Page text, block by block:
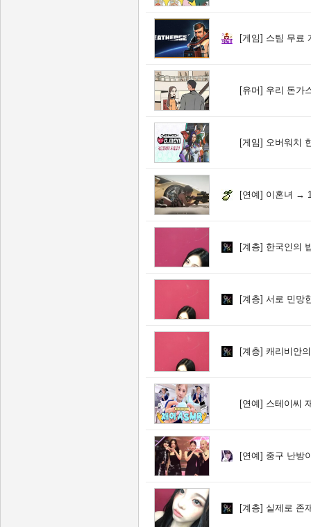
[게임] 스팀 무료
[유머] 우리 돈가
[게임] 오버워치 한
[연예] 이혼녀 → 1
[계층] 한국인의
[계층] 서로 민망
[계층] 캐리비안의
[연예] 스테이씨
[연예] 중구 난방
[계층] 실제로 존